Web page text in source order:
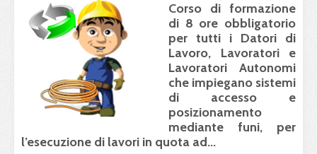
Corso di formazione
di 8 ore obbligatorio
per tutti i Datori di
Lavoro, Lavoratori e
Lavoratori Autonomi
che impiegano sistemi
di accesso e
posizionamento
mediante funi, per
l’esecuzione di lavori in quota ad...